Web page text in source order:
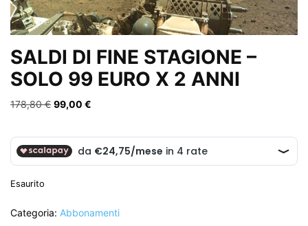
SALDI DI FINE STAGIONE –
SOLO 99 EURO X 2 ANNI
178,80€ Il
era:
178,80 €.
99,00 €
è:
Esaurito
Categoria: Abbonamenti